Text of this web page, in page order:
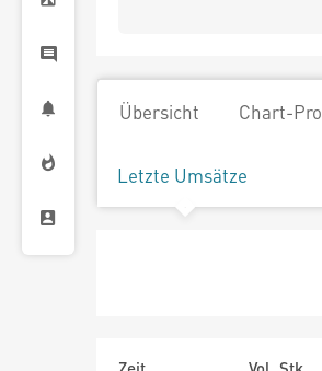
Übersicht Chart-Pro
Letzte Umsätze